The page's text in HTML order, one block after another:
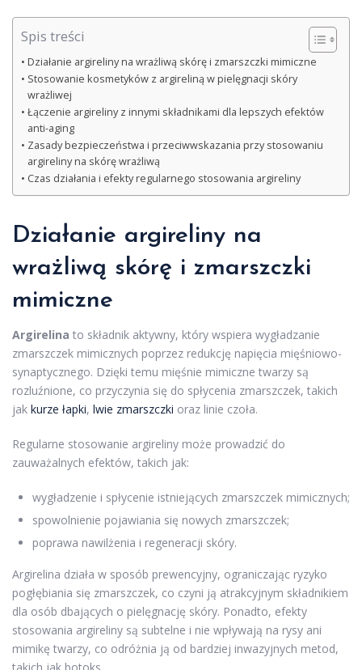
Spis treści
Działanie argireliny na wrażliwą skórę i zmarszczki mimiczne
Stosowanie kosmetyków z argireliną w pielęgnacji skóry
wrażliwej
Łączenie argireliny z innymi składnikami dla lepszych efektów
anti-aging
Zasady bezpieczeństwa i przeciwwskazania przy stosowaniu
argireliny na skórę wrażliwą
Czas działania i efekty regularnego stosowania argireliny
Działanie argireliny na
wrażliwą skórę i zmarszczki
mimiczne
Argirelina to składnik aktywny, który wspiera wygładzanie
zmarszczek mimicznych poprzez redukcję napięcia mięśniowo-
synaptycznego. Dzięki temu mięśnie mimiczne twarzy są
rozluźnione, co przyczynia się do spłycenia zmarszczek, takich
jak kurze łapki, lwie zmarszczki oraz linie czoła.
Regularne stosowanie argireliny może prowadzić do
zauważalnych efektów, takich jak:
wygładzenie i spłycenie istniejących zmarszczek mimicznych;
spowolnienie pojawiania się nowych zmarszczek;
poprawa nawilżenia i regeneracji skóry.
Argirelina działa w sposób prewencyjny, ograniczając ryzyko
pogłębiania się zmarszczek, co czyni ją atrakcyjnym składnikiem
dla osób dbających o pielęgnację skóry. Ponadto, efekty
stosowania argireliny są subtelne i nie wpływają na rysy ani
mimikę twarzy, co odróżnia ją od bardziej inwazyjnych metod,
takich jak botoks.